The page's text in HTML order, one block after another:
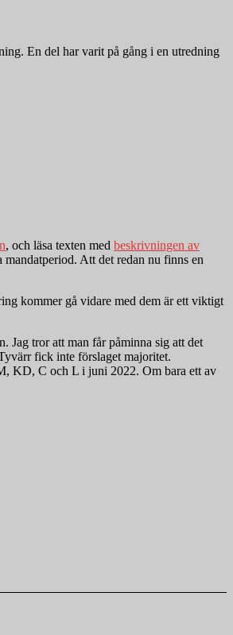
En del har varit på gång i en utredning
, och läsa texten med beskrivningen av
Att det redan nu finns en
kommer gå vidare med dem är ett viktigt
Jag tror att man får påminna sig att det
fick inte förslaget majoritet.
KD, C och L i juni 2022. Om bara ett av